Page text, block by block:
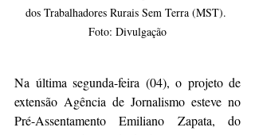
dos Trabalhadores Rurais Sem Terra (MST).
Foto: Divulgação
Na última segunda-feira (04), o projeto de
extensão Agência de Jornalismo esteve no
Pré-Assentamento Emiliano Zapata, do